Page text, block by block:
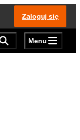
Zaloguj się
Menu